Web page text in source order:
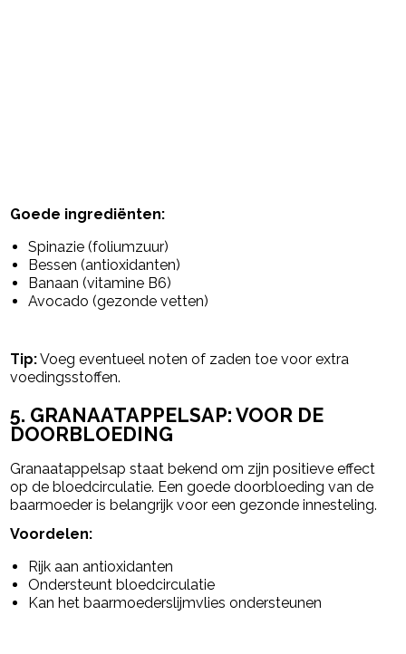
Goede ingrediënten:
Spinazie (foliumzuur)
Bessen (antioxidanten)
Banaan (vitamine B6)
Avocado (gezonde vetten)
Tip:Voeg eventueel noten of zaden toe voor extra
voedingsstoffen.
5. GRANAATAPPELSAP: VOOR DE
DOORBLOEDING
Granaatappelsap staat bekend om zijn positieve effect
op de bloedcirculatie. Een goede doorbloeding van de
baarmoeder is belangrijk voor een gezonde innesteling.
Voordelen:
Rijk aan antioxidanten
Ondersteunt bloedcirculatie
Kan het baarmoederslijmvlies ondersteunen